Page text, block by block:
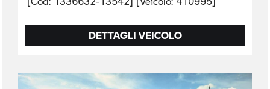
DETTAGLI VEICOLO